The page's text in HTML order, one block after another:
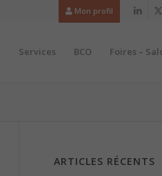
Mon profil
Services BCO Foires –
ARTICLES RÉCENTS